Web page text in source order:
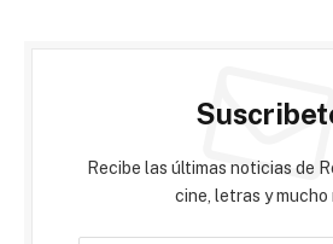
Recibe las últimas noticias de
cine, letras y mucho